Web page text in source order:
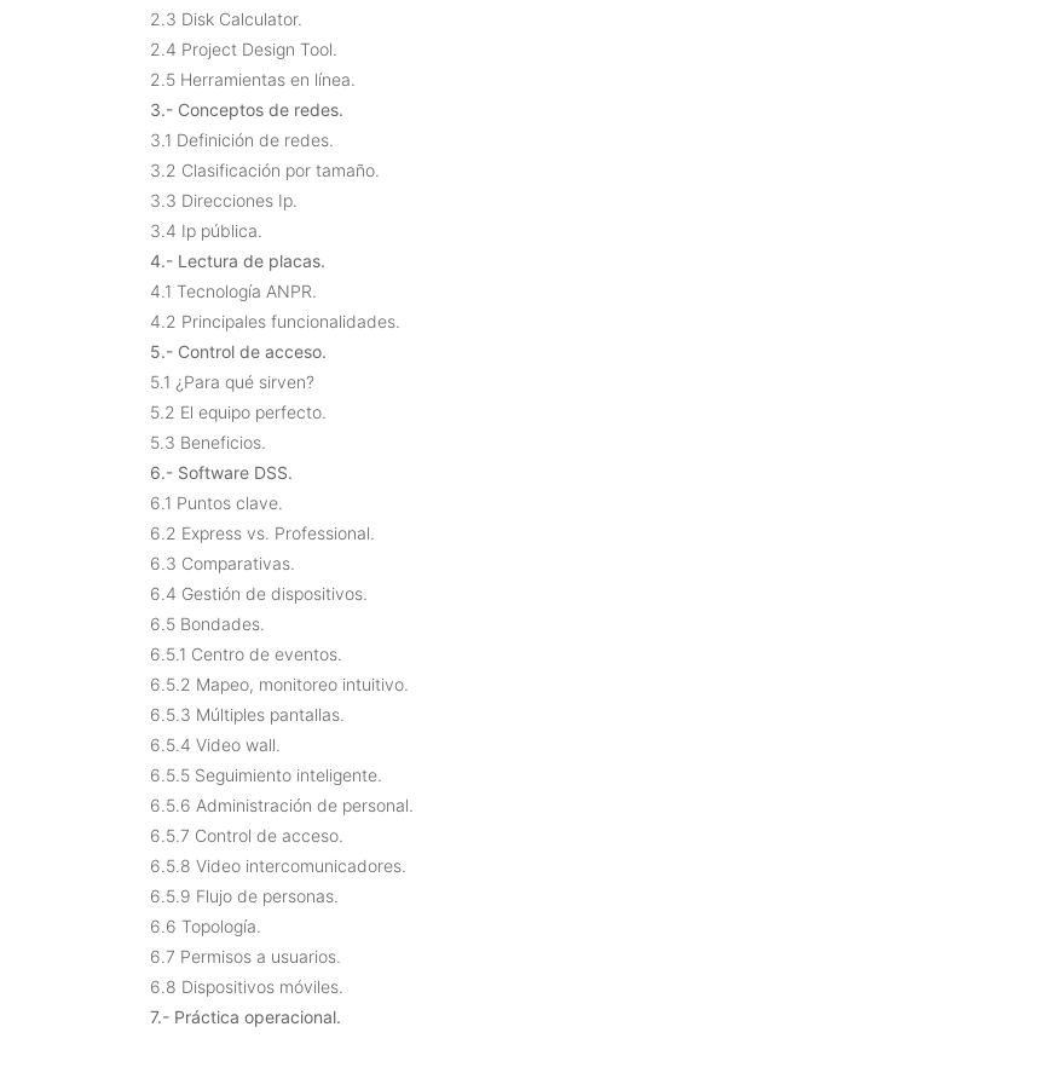
2.3 Disk Calculator.
2.4 Project Design Tool.
2.5 Herramientas en línea.
3.- Conceptos de redes.
3.1 Definición de redes.
3.2 Clasificación por tamaño.
3.3 Direcciones Ip.
3.4 Ip pública.
4.- Lectura de placas.
4.1 Tecnología ANPR.
4.2 Principales funcionalidades.
5.- Control de acceso.
5.1 ¿Para qué sirven?
5.2 El equipo perfecto.
5.3 Beneficios.
6.- Software DSS.
6.1 Puntos clave.
6.2 Express vs. Professional.
6.3 Comparativas.
6.4 Gestión de dispositivos.
6.5 Bondades.
6.5.1 Centro de eventos.
6.5.2 Mapeo, monitoreo intuitivo.
6.5.3 Múltiples pantallas.
6.5.4 Video wall.
6.5.5 Seguimiento inteligente.
6.5.6 Administración de personal.
6.5.7 Control de acceso.
6.5.8 Video intercomunicadores.
6.5.9 Flujo de personas.
6.6 Topología.
6.7 Permisos a usuarios.
6.8 Dispositivos móviles.
7.- Práctica operacional.